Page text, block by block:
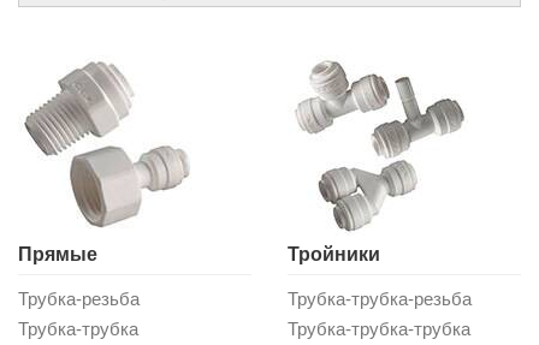
Прямые
Трубка-резьба
Трубка-трубка
Тройники
Трубка-трубка-резьба
Трубка-трубка-трубка